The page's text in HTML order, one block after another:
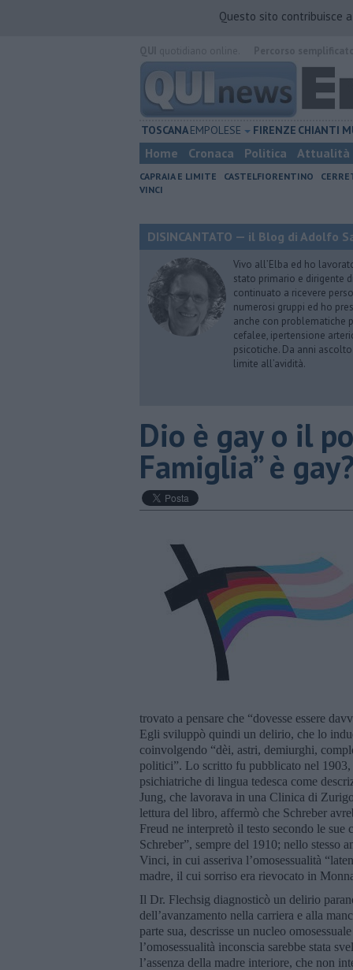
Questo sito contribuisce
TOSCANAEMPOLESE FIRENZE CHIANTI
Home Cronaca Politica Attualità
CAPRAIA E LIMITE CASTELFIORENTINO
VINCI
DISINCANTATO — il Blog di Adolfo
Vivo all’Elba ed ho
stato primario e dirigente
continuato a ricevere
numerosi gruppi ed ho
anche con problematiche
cefalee, ipertensione
psicotiche. Da anni
limite all’avidità.
​Dio è gay o il
Famiglia” è gay?
trovato a pensare che “dovesse essere
Egli sviluppò quindi un delirio, che lo
coinvolgendo “dèi, astri, demiurghi,
politici”. Lo scritto fu pubblicato nel
psichiatriche di lingua tedesca come
Jung, che lavorava in una Clinica di
lettura del libro, affermò che Schreber
Freud ne interpretò il testo secondo le
Schreber”, sempre del 1910; nello stesso
Vinci, in cui asseriva l’omosessualità
madre, il cui sorriso era rievocato in
Il Dr. Flechsig diagnosticò un delirio
dell’avanzamento nella carriera e alla
parte sua, descrisse un nucleo
l’omosessualità inconscia sarebbe stata
l’assenza della madre interiore, che non